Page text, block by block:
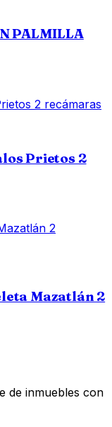
PALMILLA
Prietos 2
Mazatlán 2
de inmuebles con